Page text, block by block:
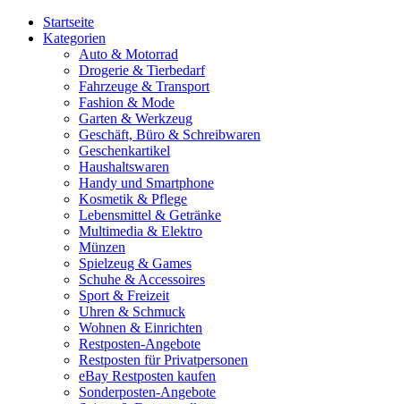
Startseite
Kategorien
Auto & Motorrad
Drogerie & Tierbedarf
Fahrzeuge & Transport
Fashion & Mode
Garten & Werkzeug
Geschäft, Büro & Schreibwaren
Geschenkartikel
Haushaltswaren
Handy und Smartphone
Kosmetik & Pflege
Lebensmittel & Getränke
Multimedia & Elektro
Münzen
Spielzeug & Games
Schuhe & Accessoires
Sport & Freizeit
Uhren & Schmuck
Wohnen & Einrichten
Restposten-Angebote
Restposten für Privatpersonen
eBay Restposten kaufen
Sonderposten-Angebote